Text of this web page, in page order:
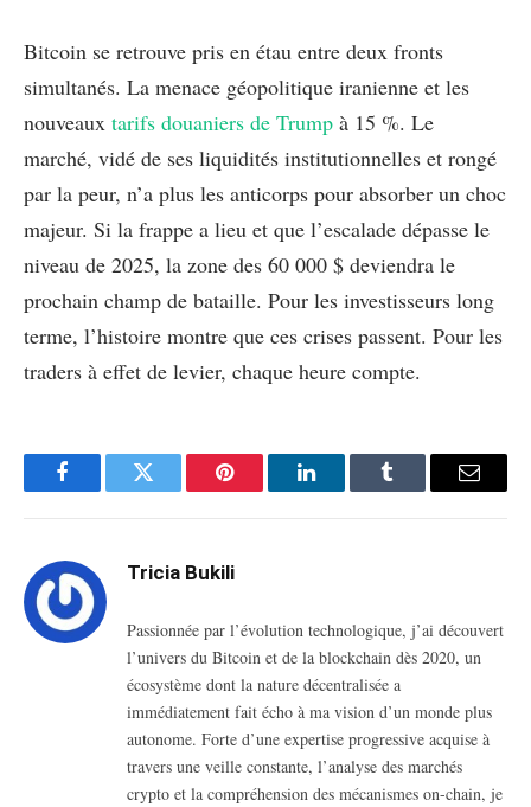
Bitcoin se retrouve pris en étau entre deux fronts
simultanés. La menace géopolitique iranienne et les
nouveaux tarifs douaniers de Trump à 15 %. Le
marché, vidé de ses liquidités institutionnelles et rongé
par la peur, n’a plus les anticorps pour absorber un choc
majeur. Si la frappe a lieu et que l’escalade dépasse le
niveau de 2025, la zone des 60 000 $ deviendra le
prochain champ de bataille. Pour les investisseurs long
terme, l’histoire montre que ces crises passent. Pour les
traders à effet de levier, chaque heure compte.
FacebookTwitter Pinterest LinkedInTumblr Email
Tricia Bukili
Passionnée par l’évolution technologique, j’ai découvert
l’univers du Bitcoin et de la blockchain dès 2020, un
écosystème dont la nature décentralisée a
immédiatement fait écho à ma vision d’un monde plus
autonome. Forte d’une expertise progressive acquise à
travers une veille constante, l’analyse des marchés
crypto et la compréhension des mécanismes on-chain, je